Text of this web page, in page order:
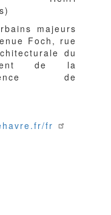
majeurs
Foch, rue
du
de la
de
fr